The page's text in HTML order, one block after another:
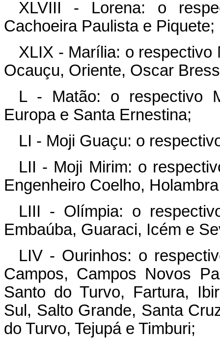
XLVIII - Lorena: o
Cachoeira Paulista e Piquete;
XLIX - Marília: o respectivo
Ocauçu, Oriente, Oscar
L - Matão: o respectivo
Europa e Santa Ernestina;
LI - Moji Guaçu: o
LII - Moji Mirim: o
Engenheiro Coelho,
LIII - Olímpia: o
Embaúba, Guaraci, Icém e
LIV - Ourinhos: o
Campos, Campos Novos
Santo do Turvo, Fartura,
Sul, Salto Grande, Santa
do Turvo, Tejupá e Timburi;